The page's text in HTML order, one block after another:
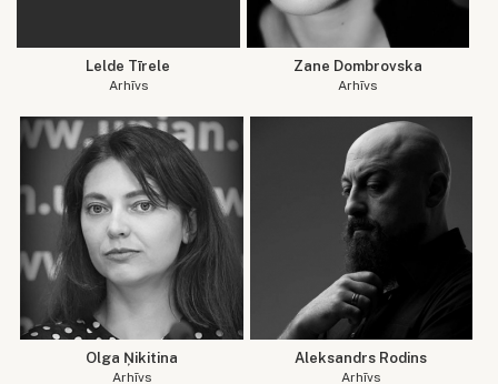
Lelde Tīrele
Arhīvs
Zane Dombrovska
Arhīvs
Olga Ņikitina
Arhīvs
Aleksandrs Rodins
Arhīvs